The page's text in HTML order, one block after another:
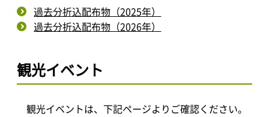
過去分折込配布物（2025年）
過去分折込配布物（2026年）
観光イベント
観光イベントは、下記ページよりご確認ください。